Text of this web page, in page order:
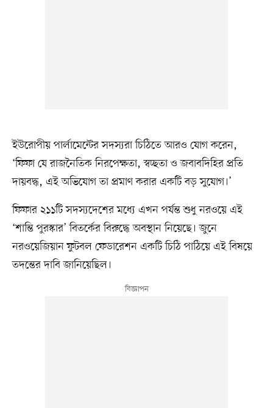
ইউরোপীয় পার্লামেন্টের সদস্যরা চিঠিতে আরও যোগ করেন,
‘ফিফা যে রাজনৈতিক নিরপেক্ষতা, স্বচ্ছতা ও জবাবদিহির প্রতি
দায়বদ্ধ, এই অভিযোগ তা প্রমাণ করার একটি বড় সুযোগ।’
ফিফার ২১১টি সদস্যদেশের মধ্যে এখন পর্যন্ত শুধু নরওয়ে এই
‘শান্তি পুরস্কার’ বিতর্কের বিরুদ্ধে অবস্থান নিয়েছে। জুনে
নরওয়েজিয়ান ফুটবল ফেডারেশন একটি চিঠি পাঠিয়ে এই বিষয়ে
তদন্তের দাবি জানিয়েছিল।